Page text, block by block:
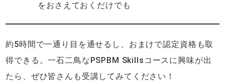
をおさえておくだけでも
約5時間で一通り目を通せるし、おまけで認定資格も取
得できる。一石二鳥なPSPBM Skillsコースに興味が出
たら、ぜひ皆さんも受講してみてください！